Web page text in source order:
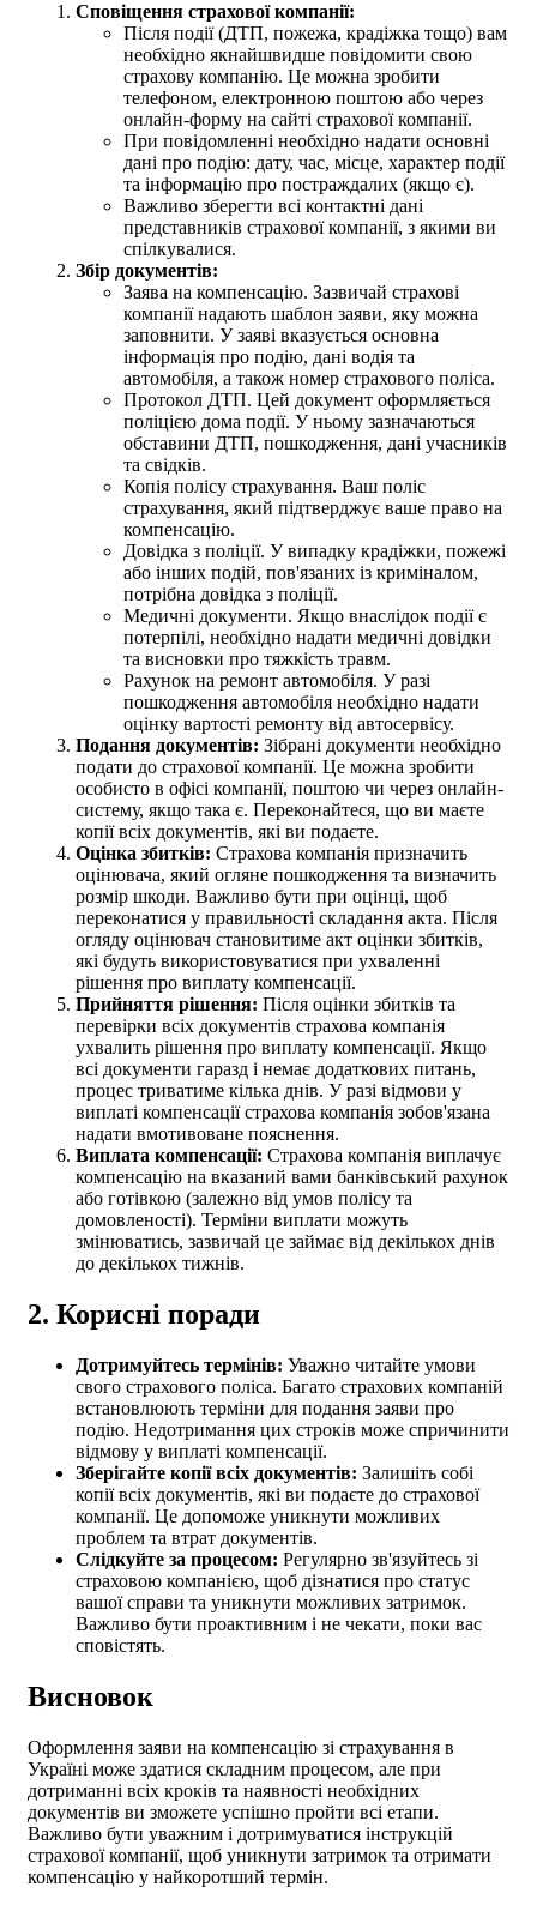
Сповіщення страхової компанії:
Після події (ДТП, пожежа, крадіжка тощо) вам
необхідно якнайшвидше повідомити свою
страхову компанію. Це можна зробити
телефоном, електронною поштою або через
онлайн-форму на сайті страхової компанії.
При повідомленні необхідно надати основні
дані про подію: дату, час, місце, характер події
та інформацію про постраждалих (якщо є).
Важливо зберегти всі контактні дані
представників страхової компанії, з якими ви
спілкувалися.
Збір документів:
Заява на компенсацію. Зазвичай страхові
компанії надають шаблон заяви, яку можна
заповнити. У заяві вказується основна
інформація про подію, дані водія та
автомобіля, а також номер страхового поліса.
Протокол ДТП. Цей документ оформляється
поліцією дома події. У ньому зазначаються
обставини ДТП, пошкодження, дані учасників
та свідків.
Копія полісу страхування. Ваш поліс
страхування, який підтверджує ваше право на
компенсацію.
Довідка з поліції. У випадку крадіжки, пожежі
або інших подій, пов'язаних із криміналом,
потрібна довідка з поліції.
Медичні документи. Якщо внаслідок події є
потерпілі, необхідно надати медичні довідки
та висновки про тяжкість травм.
Рахунок на ремонт автомобіля. У разі
пошкодження автомобіля необхідно надати
оцінку вартості ремонту від автосервісу.
Подання документів: Зібрані документи необхідно
подати до страхової компанії. Це можна зробити
особисто в офісі компанії, поштою чи через онлайн-
систему, якщо така є. Переконайтеся, що ви маєте
копії всіх документів, які ви подаєте.
Оцінка збитків: Страхова компанія призначить
оцінювача, який огляне пошкодження та визначить
розмір шкоди. Важливо бути при оцінці, щоб
переконатися у правильності складання акта. Після
огляду оцінювач становитиме акт оцінки збитків,
які будуть використовуватися при ухваленні
рішення про виплату компенсації.
Прийняття рішення: Після оцінки збитків та
перевірки всіх документів страхова компанія
ухвалить рішення про виплату компенсації. Якщо
всі документи гаразд і немає додаткових питань,
процес триватиме кілька днів. У разі відмови у
виплаті компенсації страхова компанія зобов'язана
надати вмотивоване пояснення.
Виплата компенсації: Страхова компанія виплачує
компенсацію на вказаний вами банківський рахунок
або готівкою (залежно від умов полісу та
домовленості). Терміни виплати можуть
змінюватись, зазвичай це займає від декількох днів
до декількох тижнів.
2. Корисні поради
Дотримуйтесь термінів: Уважно читайте умови
свого страхового поліса. Багато страхових компаній
встановлюють терміни для подання заяви про
подію. Недотримання цих строків може спричинити
відмову у виплаті компенсації.
Зберігайте копії всіх документів: Залишіть собі
копії всіх документів, які ви подаєте до страхової
компанії. Це допоможе уникнути можливих
проблем та втрат документів.
Слідкуйте за процесом: Регулярно зв'язуйтесь зі
страховою компанією, щоб дізнатися про статус
вашої справи та уникнути можливих затримок.
Важливо бути проактивним і не чекати, поки вас
сповістять.
Висновок
Оформлення заяви на компенсацію зі страхування в
Україні може здатися складним процесом, але при
дотриманні всіх кроків та наявності необхідних
документів ви зможете успішно пройти всі етапи.
Важливо бути уважним і дотримуватися інструкцій
страхової компанії, щоб уникнути затримок та отримати
компенсацію у найкоротший термін.